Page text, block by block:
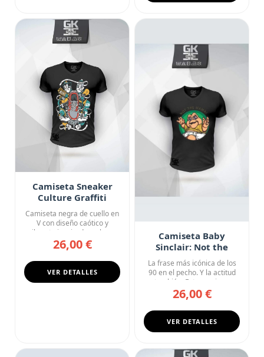
Camiseta Sneaker
Culture Graffiti
Street Art Urban
Camiseta negra de cuello en
V con diseño caótico y
vibrante inspirado en la c...
26,00 €
VER DETALLES
Camiseta Baby
Sinclair: Not the
Mama!
La frase más icónica de los
90 en el pecho. Y la actitud
también. Esta camise...
26,00 €
VER DETALLES